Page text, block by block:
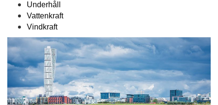
Underhåll
Vattenkraft
Vindkraft